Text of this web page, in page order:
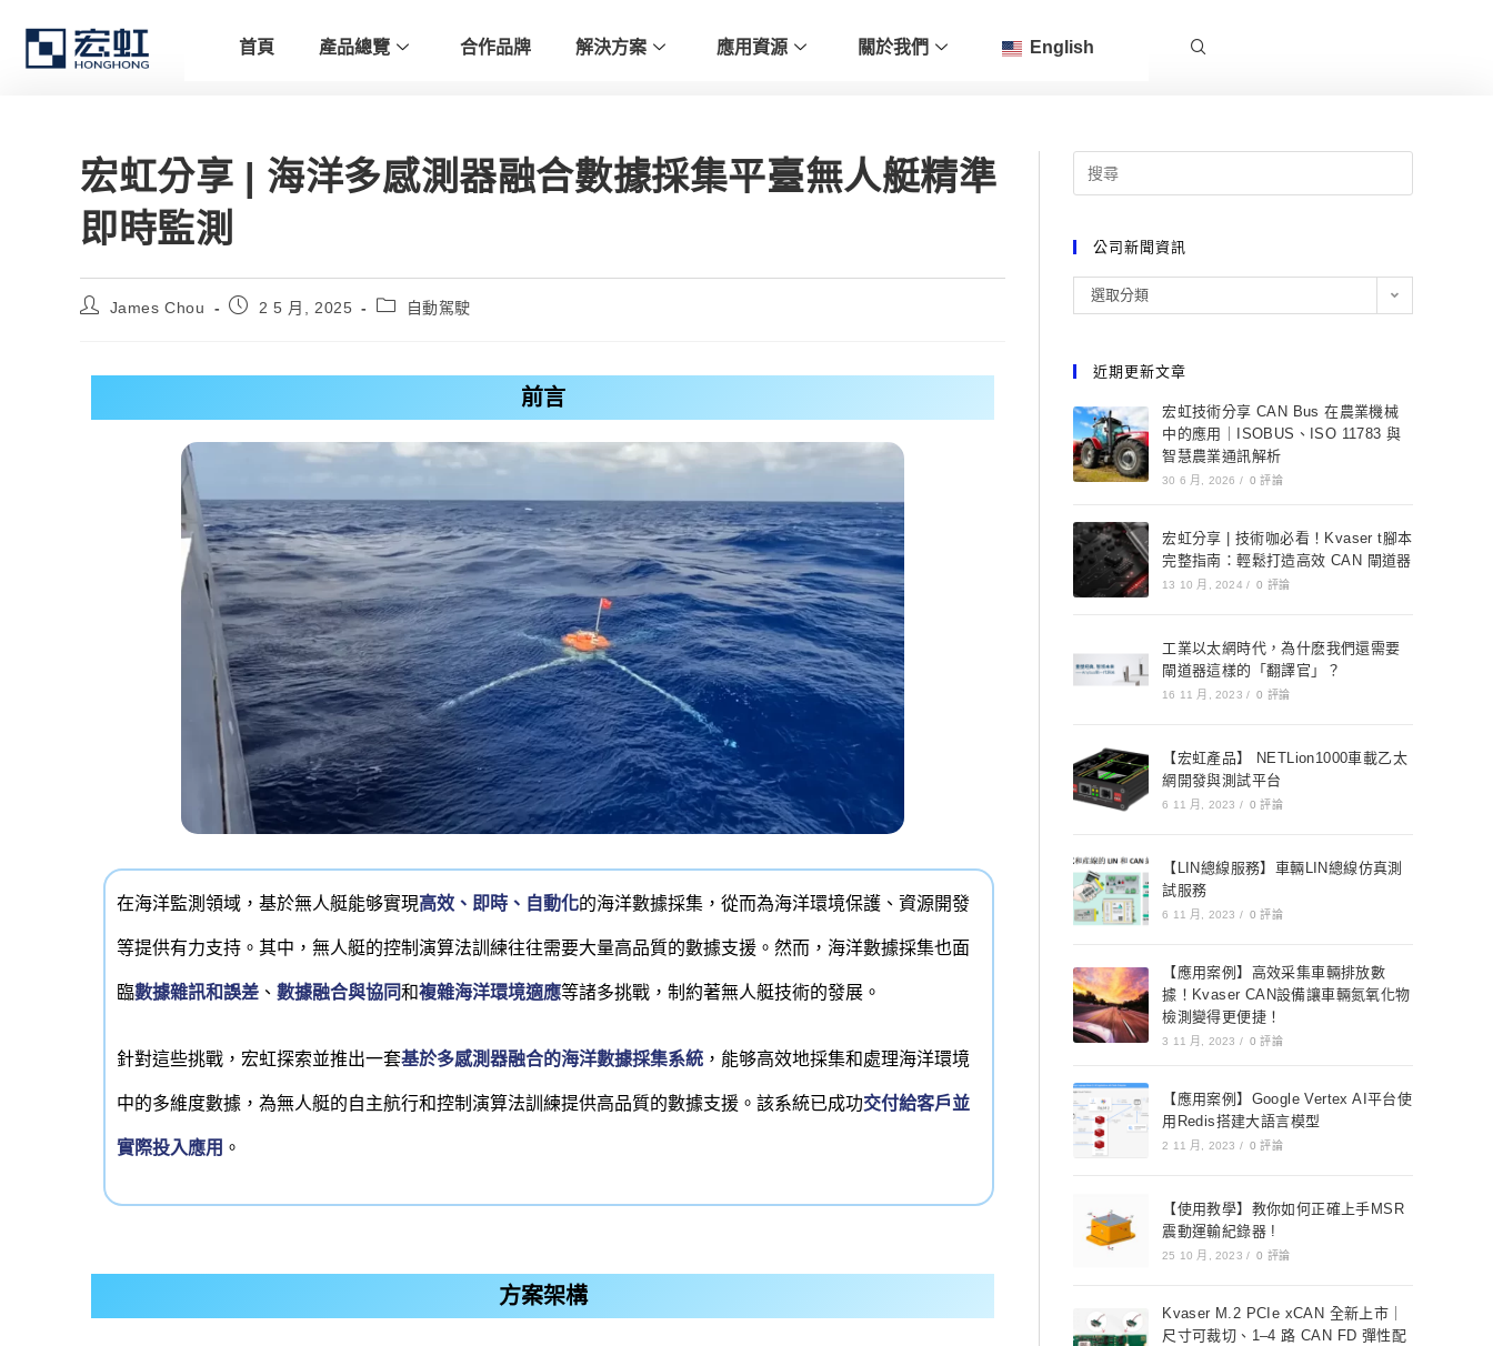
首頁 產品總覽 合作品牌 解決方案 應用資源 關於我們 English
宏虹分享 | 海洋多感測器融合數據採集平臺無人艇精準
即時監測
James Chou 2 5 月, 2025 自動駕駛
前言
在海洋監測領域，基於無人艇能够實現高效、即時、自動化的海洋數據採集，從而為海洋環境保護、資源開發
等提供有力支持。其中，無人艇的控制演算法訓練往往需要大量高品質的數據支援。然而，海洋數據採集也面
臨數據雜訊和誤差 、 數據融合與協同和複雜海洋環境適應等諸多挑戰，制約著無人艇技術的發展。
針對這些挑戰，宏虹探索並推出一套基於多感測器融合的海洋數據採集系統 ，能够高效地採集和處理海洋環境
中的多維度數據，為無人艇的自主航行和控制演算法訓練提供高品質的數據支援。該系統已成功交付給客戶並
實際投入應用 。
方案架構
公司新聞資訊
選取分類
近期更新文章
宏虹技術分享 CAN Bus 在農業機械
中的應用｜ISOBUS、ISO 11783 與
智慧農業通訊解析
30 6 月, 2026 / 0 評論
宏虹分享 | 技術咖必看！Kvaser t腳本
完整指南：輕鬆打造高效 CAN 閘道器
13 10 月, 2024 / 0 評論
工業以太網時代，為什麽我們還需要
閘道器這樣的「翻譯官」？
16 11 月, 2023 / 0 評論
【宏虹產品】 NETLion1000車載乙太
網開發與測試平台
6 11 月, 2023 / 0 評論
【LIN總線服務】車輛LIN總線仿真測
試服務
6 11 月, 2023 / 0 評論
【應用案例】高效采集車輛排放數
據！Kvaser CAN設備讓車輛氮氧化物
檢測變得更便捷！
3 11 月, 2023 / 0 評論
【應用案例】Google Vertex AI平台使
用Redis搭建大語言模型
2 11 月, 2023 / 0 評論
【使用教學】教你如何正確上手MSR
震動運輸紀錄器 !
25 10 月, 2023 / 0 評論
Kvaser M.2 PCIe xCAN 全新上市｜
尺寸可裁切、1–4 路 CAN FD 彈性配